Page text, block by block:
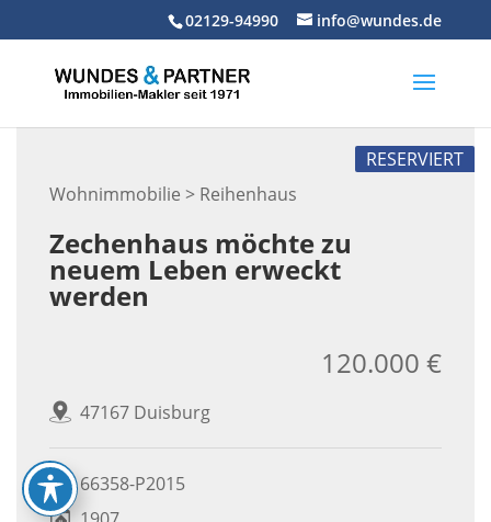
02129-94990 info@wundes.de
Wohnimmobilie > Reihenhaus
RESERVIERT
Zechenhaus möchte zu
neuem Leben erweckt
werden
47167 Duisburg
120.000 €
66358-P2015